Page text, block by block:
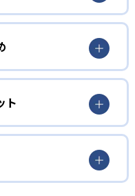
式」で個別指導
を対象として個別指導
学年方式」を採用して
式」では、生徒が個々
め、一度立ち止まって
たり、余裕がある場合
ることも可能である。
たい人向け
を重視する形で個別指
められるよう「無学年
問題がある場合は立ち
できる。また、覚えた
力」だけでなく、学習
ト